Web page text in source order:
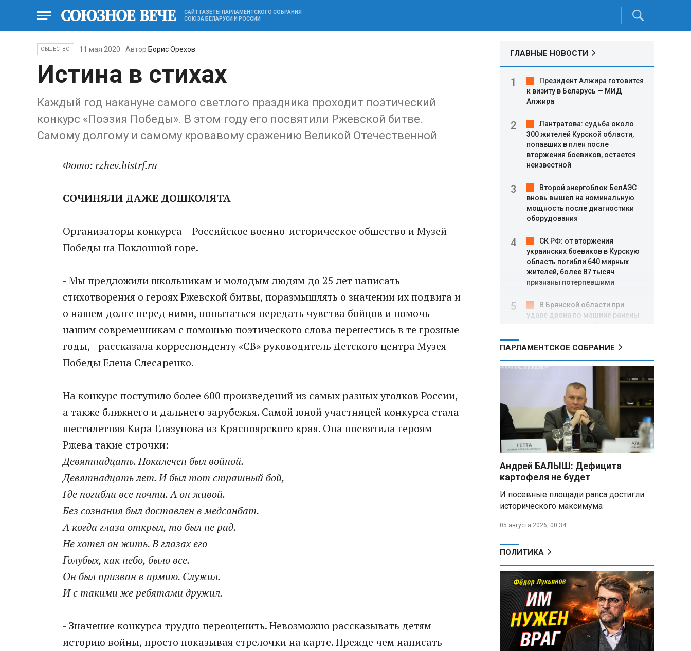
САЙТ ГАЗЕТЫ ПАРЛАМЕНТСКОГО СОБРАНИЯ
СОЮЗА БЕЛАРУСИ И РОССИИ
ОБЩЕСТВО 11 мая 2020 Автор Борис Орехов
Истина в стихах
Каждый год накануне самого светлого праздника проходит поэтический
конкурс «Поэзия Победы». В этом году его посвятили Ржевской битве.
Самому долгому и самому кровавому сражению Великой Отечественной
Фото: rzhev.histrf.ru
СОЧИНЯЛИ ДАЖЕ ДОШКОЛЯТА
Организаторы конкурса – Российское военно-историческое общество и Музей
Победы на Поклонной горе.
- Мы предложили школьникам и молодым людям до 25 лет написать
стихотворения о героях Ржевской битвы, поразмышлять о значении их подвига и
о нашем долге перед ними, попытаться передать чувства бойцов и помочь
нашим современникам с помощью поэтического слова перенестись в те грозные
годы, - рассказала корреспонденту «СВ» руководитель Детского центра Музея
Победы Елена Слесаренко.
На конкурс поступило более 600 произведений из самых разных уголков России,
а также ближнего и дальнего зарубежья. Самой юной участницей конкурса стала
шестилетняя Кира Глазунова из Красноярского края. Она посвятила героям
Ржева такие строчки:
Девятнадцать. Покалечен был войной.
Девятнадцать лет. И был тот страшный бой,
Где погибли все почти. А он живой.
Без сознания был доставлен в медсанбат.
А когда глаза открыл, то был не рад.
Не хотел он жить. В глазах его
Голубых, как небо, было все.
Он был призван в армию. Служил.
И с такими же ребятами дружил.
- Значение конкурса трудно переоценить. Невозможно рассказывать детям
историю войны, просто показывая стрелочки на карте. Прежде чем написать
ГЛАВНЫЕ НОВОСТИ
Президент Алжира готовится
к визиту в Беларусь — МИД
Алжира
Лантратова: судьба около
300 жителей Курской области,
попавших в плен после
вторжения боевиков, остается
неизвестной
Второй энергоблок БелАЭС
вновь вышел на номинальную
мощность после диагностики
оборудования
СК РФ: от вторжения
украинских боевиков в Курскую
область погибли 640 мирных
жителей, более 87 тысяч
признаны потерпевшими
В Брянской области при
ударе дрона по машине ранены
БПЛА
ФСБ: в Приморье задержаны
трое подростков по делу о
подготовке теракта на объекте
Росгвардии
Минобороны РФ: за ночь
ПВО сбила 605 украинских
беспилотников над Россией и
акваторией Черного и Азовского
морей
россиянам в Беларуси на
выборах в Госдуму 20 сентября
В ООН осудили атаки,
Белгородской области и под
Пять месяцев один на
позиции: боец с позывным Гуль
отбивал атаки ВСУ под ударами
дронов
Владимир Путин:
Безопасность в Белгородской
ПАРЛАМЕНТСКОЕ СОБРАНИЕ
Андрей БАЛЫШ: Дефицита
картофеля не будет
И посевные площади рапса достигли
исторического максимума
05 августа 2026, 00:34
ПОЛИТИКА